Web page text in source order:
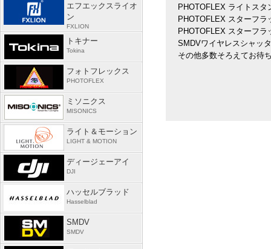
PHOTOFLEX ライトスタ
PHOTOFLEX スターフラ
PHOTOFLEX スターフ
SMDVワイヤレスシャッ
その他多数そろえてお待
エフエックスライオ
ン
FXLION
トキナー
Tokina
フォトフレックス
PHOTOFLEX
ミソニクス
MISONICS
ライト＆モーション
LIGHT & MOTION
ディージェーアイ
DJI
ハッセルブラッド
Hasselblad
SMDV
SMDV